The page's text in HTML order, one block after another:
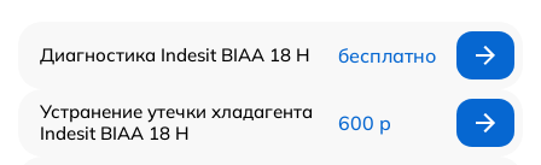
Диагностика Indesit BIAA 18 H бесплатно
Устранение утечки хладагента
Indesit BIAA 18 H
600 р